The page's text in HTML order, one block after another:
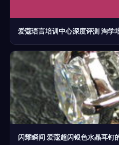
爱蔻语言培训中心深度评测 淘学
闪耀瞬间 爱蔻超闪银色水晶耳钉